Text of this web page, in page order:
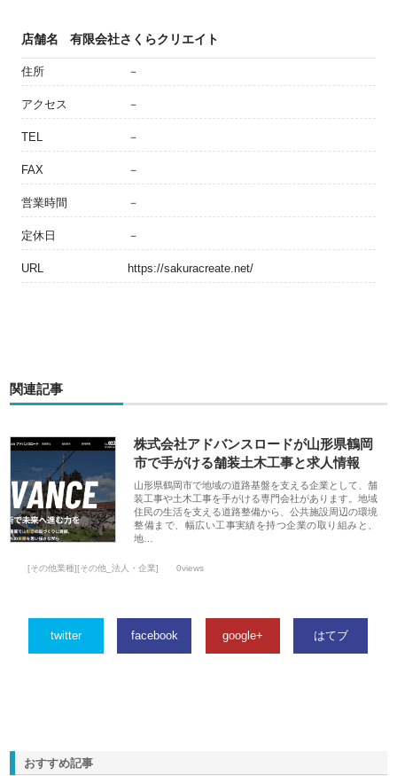
店舗名 有限会社さくらクリエイト
住所 －
アクセス －
TEL －
FAX －
営業時間 －
定休日 －
URL https://sakuracreate.net/
関連記事
株式会社アドバンスロードが山形県鶴岡
市で手がける舗装土木工事と求人情報
山形県鶴岡市で地域の道路基盤を支える企業として、舗
装工事や土木工事を手がける専門会社があります。地域
住民の生活を支える道路整備から、公共施設周辺の環境
整備まで、幅広い工事実績を持つ企業の取り組みと、
地…
[その他業種][その他_法人・企業] 0views
twitter facebook google+ はてブ
おすすめ記事